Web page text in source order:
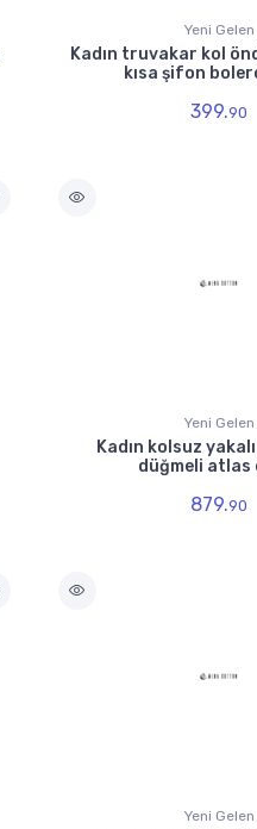
Yeni Gelen
Kadın truvakar kol
kısa şifon
399.90
Yeni Gelen
Kadın kolsuz
düğmeli atlas
879.90
Yeni Gelen